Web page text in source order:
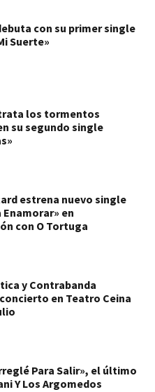
con su primer single
Suerte»
los tormentos
su segundo single
estrena nuevo single
Enamorar» en
con O Tortuga
y Contrabanda
en Teatro Ceina
Para Salir», el último
Y Los Argomedos